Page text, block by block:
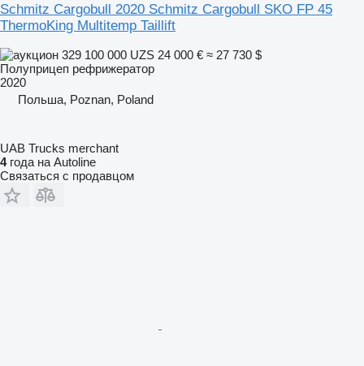
Schmitz Cargobull 2020 Schmitz Cargobull SKO FP 45
ThermoKing Multitemp Taillift
329 100 000 UZS 24 000 € ≈ 27 730 $
Полуприцеп рефрижератор
2020
Польша, Poznan, Poland
UAB Trucks merchant
4года на Autoline
Связаться с продавцом